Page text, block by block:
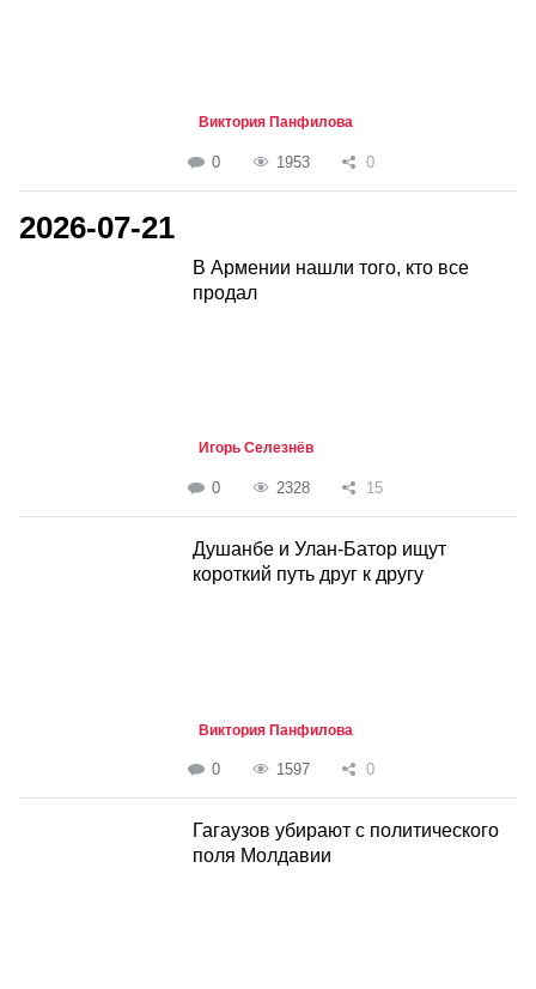
Виктория Панфилова
0 1953 0
2026-07-21
В Армении нашли того, кто все
продал
Игорь Селезнёв
0 2328 15
Душанбе и Улан-Батор ищут
короткий путь друг к другу
Виктория Панфилова
0 1597 0
Гагаузов убирают с политического
поля Молдавии